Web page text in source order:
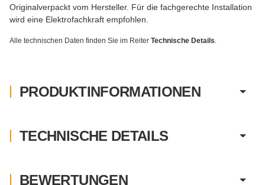
PRODUKTINFORMATIONEN
Originalverpackt vom Hersteller. Für die fachgerechte Installation
wird eine Elektrofachkraft empfohlen.
Alle technischen Daten finden Sie im Reiter Technische Details
TECHNISCHE DETAILS
BEWERTUNGEN